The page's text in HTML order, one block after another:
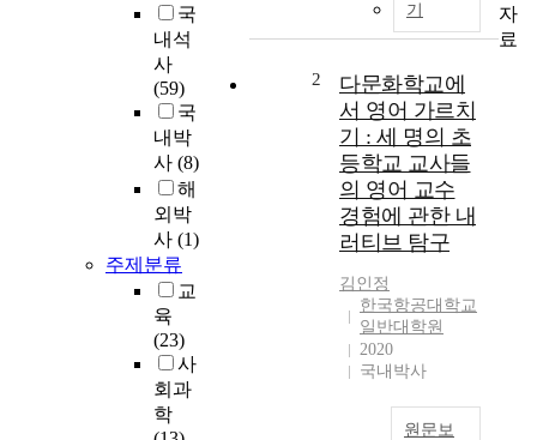
국
내석
사
(59)
국
내박
사 (8)
해
외박
사 (1)
주제분류
교
육
(23)
사
회과
학
기
2
다문화학교에
서 영어 가르치
기 : 세 명의 초
등학교 교사들
의 영어 교수
경험에 관한 내
러티브 탐구
김인정
한국항공대학교
일반대학원
2020
국내박사
원문보
자
료